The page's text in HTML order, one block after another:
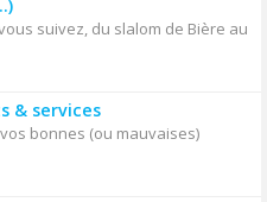
suivez, du slalom de Bière au
& services
bonnes (ou mauvaises)